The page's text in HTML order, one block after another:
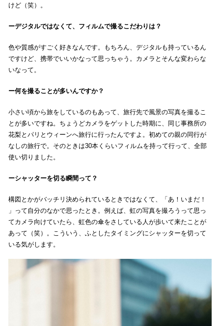
けど（笑）。
デジタルではなくて、フィルムで撮るこだわりは？
色や質感がすごく好きなんです。もちろん、デジタルも持っているん
ですけど、携帯でいいかなって思っちゃう。カメラとそんな変わらな
いなって。
何を撮ることが多いんですか？
小さい頃から旅をしているのもあって、旅行先で風景の写真を撮るこ
とが多いですね。ちょうどカメラをゲットした時期に、同じ事務所の
花梨とパリとウィーンへ旅行に行ったんですよ。初めての親の同行が
なしの旅行で。そのときは30本くらいフィルムを持って行って、全部
使い切りました。
シャッターを切る瞬間って？
構図とかがバッチリ決められているときではなくて、「あ！いまだ！
」って自分のなかで思ったとき。例えば、虹の写真を撮ろうって思っ
てカメラ向けていたら、虹色の傘をさしている人が歩いて来たことが
あって（笑）。こういう、ふとしたタイミングにシャッターを切って
いる気がします。